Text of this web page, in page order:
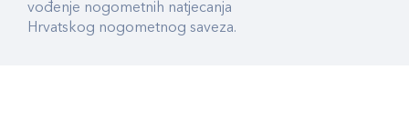
vođenje nogometnih natjecanja
Hrvatskog nogometnog saveza.